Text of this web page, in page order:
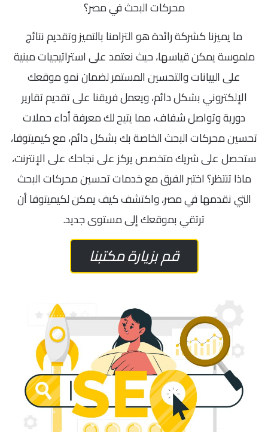
محركات البحث في مصر؟
ما يميزنا كشركة رائدة هو التزامنا بالتميز وتقديم نتائج
ملموسة يمكن قياسها، حيث نعتمد على استراتيجيات مبنية
على البيانات والتحسين المستمر لضمان نمو موقعك
الإلكتروني بشكل دائم، ويعمل فريقنا على تقديم تقارير
دورية وتواصل شفاف، مما يتيح لك معرفة أداء حملات
تحسين محركات البحث الخاصة بك بشكل دائم، مع كيميتوفا،
ستحصل على شريك متخصص يركز على نجاحك على الإنترنت،
ماذا تنتظر؟ اختبر الفرق مع خدمات تحسين محركات البحث
التي نقدمها في مصر، واكتشف كيف يمكن لكيميتوفا أن
ترتقي بموقعك إلى مستوى جديد.
قم بزيارة مكتبنا